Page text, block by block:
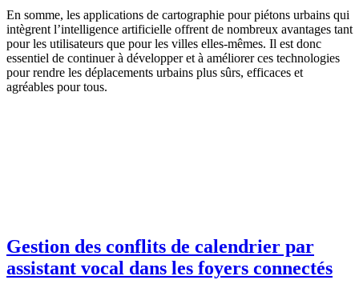
En somme, les applications de cartographie pour piétons urbains qui
intègrent l’intelligence artificielle offrent de nombreux avantages tant
pour les utilisateurs que pour les villes elles-mêmes. Il est donc
essentiel de continuer à développer et à améliorer ces technologies
pour rendre les déplacements urbains plus sûrs, efficaces et
agréables pour tous.
Gestion des conflits de calendrier par
assistant vocal dans les foyers connectés